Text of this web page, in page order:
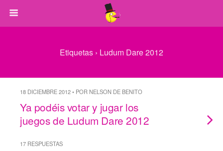
Etiquetas › Ludum Dare 2012
18 DICIEMBRE 2012 • POR NELSON DE BENITO
Ya podéis votar y jugar los
juegos de Ludum Dare 2012
17 RESPUESTAS